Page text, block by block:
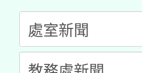
接種之民眾
月28日止